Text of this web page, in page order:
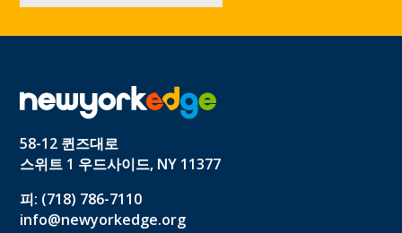
58-12 퀸즈대로
스위트 1 우드사이드, NY 11377
피: (718) 786-7110
info@newyorkedge.org